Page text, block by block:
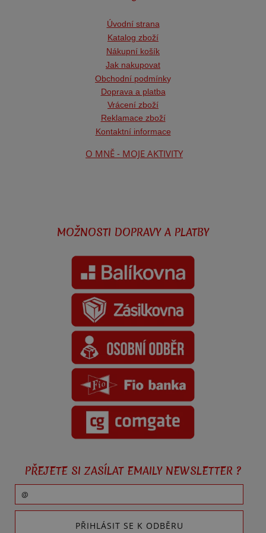
Úvodní strana
Katalog zboží
Nákupní košík
Jak nakupovat
Obchodní podmínky
Doprava a platba
Vrácení zboží
Reklamace zboží
Kontaktní informace
O MNĚ - MOJE AKTIVITY
MOŽNOSTI DOPRAVY A PLATBY
PŘEJETE SI ZASÍLAT EMAILY NEWSLETTER ?